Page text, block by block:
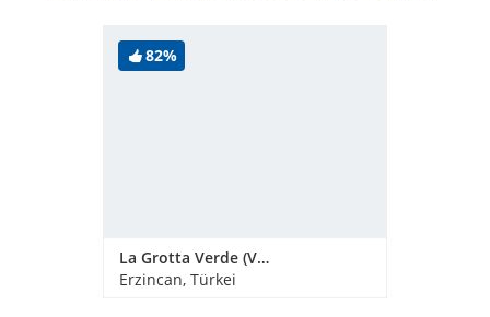
82%
La Grotta Verde (Vorgänger-Hotel - existiert nicht mehr)
Erzincan, Türkei